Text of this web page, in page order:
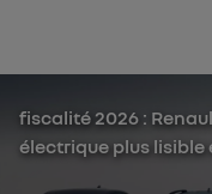
fiscalité 2026 :
électrique plus lisible